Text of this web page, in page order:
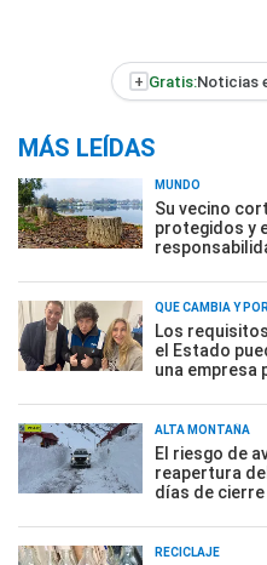
+ Gratis:Noticias
MÁS LEÍDAS
MUNDO
Su vecino
protegidos y
QUÉ CAMBIA Y
Los
el Estado
una empresa
ALTA MONTAÑA
El riesgo de
reapertura
días de cierre
RECICLAJE